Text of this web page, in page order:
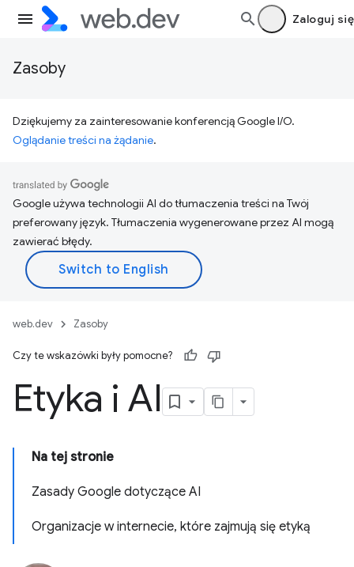
Zaloguj się
Zasoby
Dziękujemy za zainteresowanie konferencją Google I/O.
Oglądanie treści na żądanie.
Google używa technologii AI do tłumaczenia treści na Twój
preferowany język. Tłumaczenia wygenerowane przez AI mogą
zawierać błędy.
web.dev Zasoby
Czy te wskazówki były pomocne?
Etyka i AI
Na tej stronie
Zasady Google dotyczące AI
Organizacje w internecie, które zajmują się etyką